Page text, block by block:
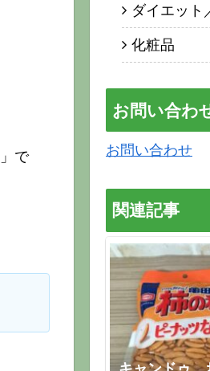
で
ダイエット
化粧品
お問い合わ
お問い合わせ
関連記事